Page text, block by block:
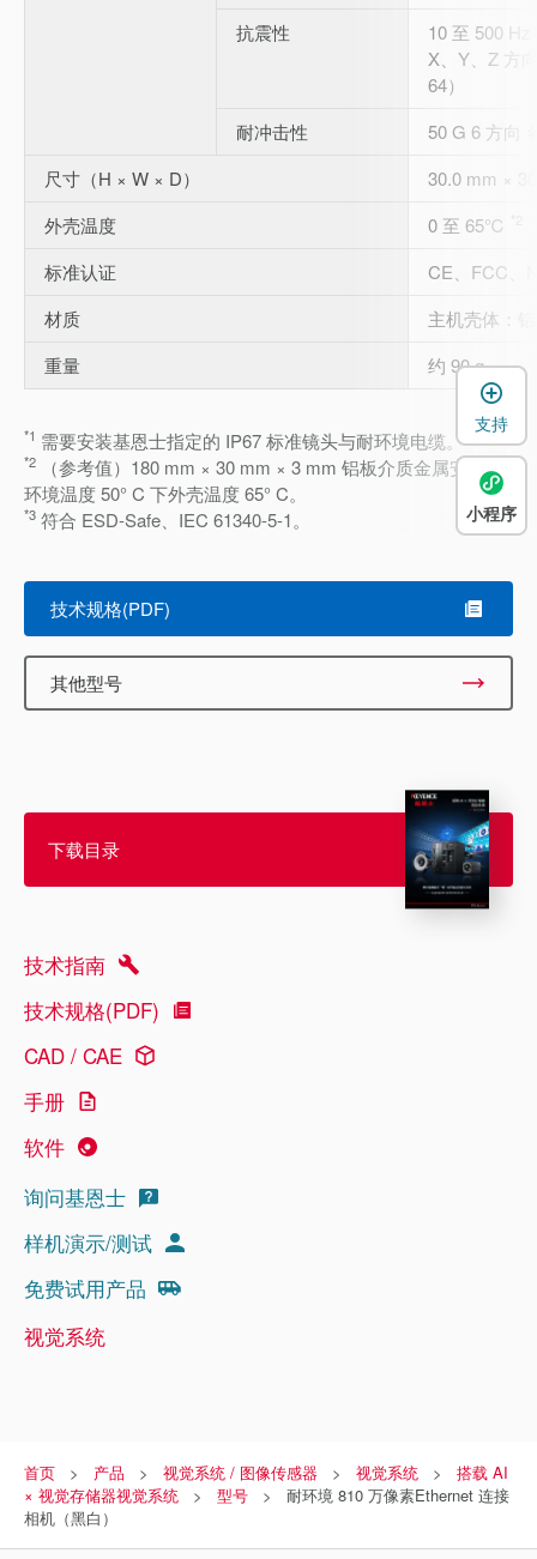
抗震性
10 至 500
X、Y、Z 方
64）
耐冲击性
50 G 6 方向
尺寸（H × W × D）
30.0 mm ×
外壳温度
0 至 65℃
标准认证
CE、FCC、
材质
主机壳体：
重量
约 90 g
*1 需要安装基恩士指定的 IP67 标准镜头与耐环境电缆。
*2
（参考值）180 mm × 30 mm × 3 mm 铝板介质金属安装、
环境温度 50° C 下外壳温度 65° C。
*3 符合 ESD-Safe、IEC 61340-5-1。
技术规格(PDF)
其他型号
下载目录
技术指南
技术规格(PDF)
CAD / CAE
手册
软件
询问基恩士
样机演示/测试
免费试用产品
视觉系统
首页 产品 视觉系统 / 图像传感器 视觉系统
搭载 AI
× 视觉存储器视觉系统
型号
耐环境 810 万像素Ethernet 连接
相机（黑白）
支持
小程序